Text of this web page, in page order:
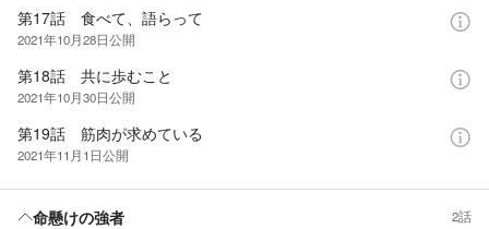
第17話 食べて、語らって
2021年10月28日公開
第18話 共に歩むこと
2021年10月30日公開
第19話 筋肉が求めている
2021年11月1日公開
命懸けの強者 2話